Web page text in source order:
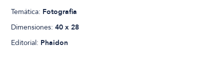
Temática: Fotografia
Dimensiones:40 x 28
Editorial: Phaidon